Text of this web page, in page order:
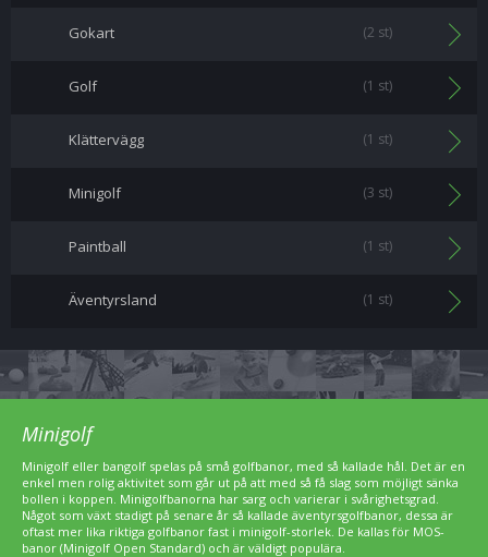
Gokart (2 st)
Golf (1 st)
Klättervägg (1 st)
Minigolf (3 st)
Paintball (1 st)
Äventyrsland (1 st)
Minigolf
Minigolf eller bangolf spelas på små golfbanor, med så kallade hål. Det är en
enkel men rolig aktivitet som går ut på att med så få slag som möjligt sänka
bollen i koppen. Minigolfbanorna har sarg och varierar i svårighetsgrad.
Något som växt stadigt på senare år så kallade äventyrsgolfbanor, dessa är
oftast mer lika riktiga golfbanor fast i minigolf-storlek. De kallas för MOS-
banor (Minigolf Open Standard) och är väldigt populära.